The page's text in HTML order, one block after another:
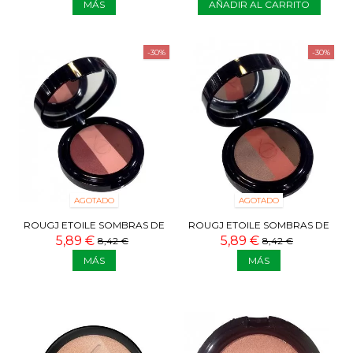
MÁS AÑADIR AL CARRITO
-30%
AGOTADO
ROUGJ ETOILE SOMBRAS DE
OJOS TRIO ROSA
5,89 € 8,42 €
MÁS
-30%
AGOTADO
ROUGJ ETOILE SOMBRAS DE
OJOS TRIO SALMON
5,89 € 8,42 €
MÁS